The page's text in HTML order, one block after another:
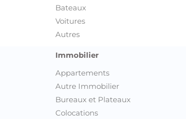
Bateaux
Voitures
Autres
Immobilier
Appartements
Autre Immobilier
Bureaux et Plateaux
Colocations